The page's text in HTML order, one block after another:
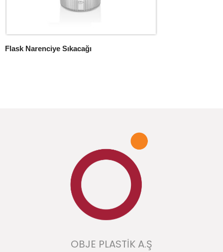
Flask Narenciye Sıkacağı
OBJE PLASTİK A.Ş